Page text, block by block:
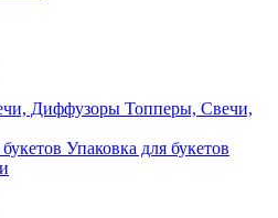
Топперы, Свечи,
Упаковка для букетов